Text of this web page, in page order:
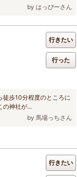
by はっぴーさん
行きたい
行った
徒歩10分程度のところに
の神社が...
by 馬場っちさん
行きたい